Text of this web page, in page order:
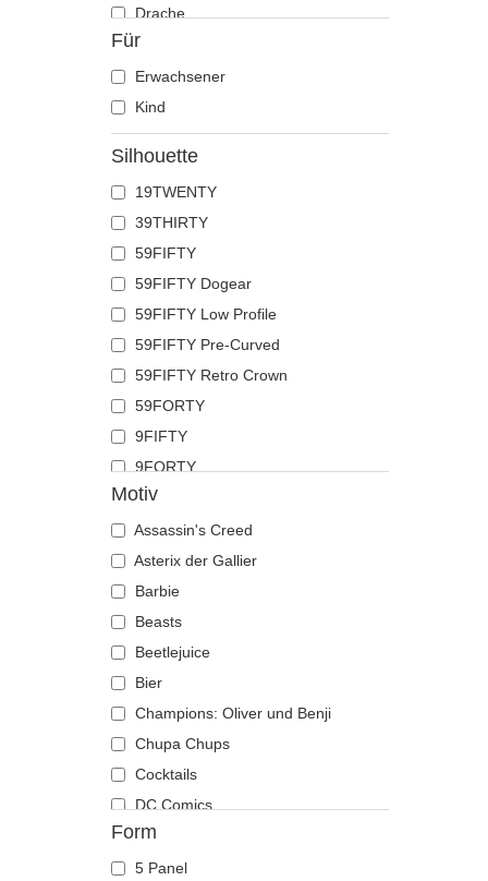
Drache
Eichhörnchen
Eidechse
Einhorn
Elch
Ente
Eule
Flamingo
Französische bulldogge
Fuchs
Geier
Gepard
Glühwürmchen
Hahn
Hai
Hirsch
Hund
Katze
Kojote
Krabbe
Krähe
Krokodil
Kuh
Küken
Labrador retriever
Languste
Libelle
Löwe
Löwin
Für
Erwachsener
Kind
Silhouette
19TWENTY
39THIRTY
59FIFTY
59FIFTY Dogear
59FIFTY Low Profile
59FIFTY Pre-Curved
59FIFTY Retro Crown
59FORTY
9FIFTY
9FORTY
9FORTY APEX
9FORTY M-Crown
9SEVENTY
9TWENTY
A Frame
Casual Classic
E Frame
Open Back
Runner
The 90s
The Ball
The Retro
The Snap
Motiv
Assassin's Creed
Asterix der Gallier
Barbie
Beasts
Beetlejuice
Bier
Champions: Oliver und Benji
Chupa Chups
Cocktails
DC Comics
Der Herr der Ringe
Die Schlümpfe
Form
5 Panel